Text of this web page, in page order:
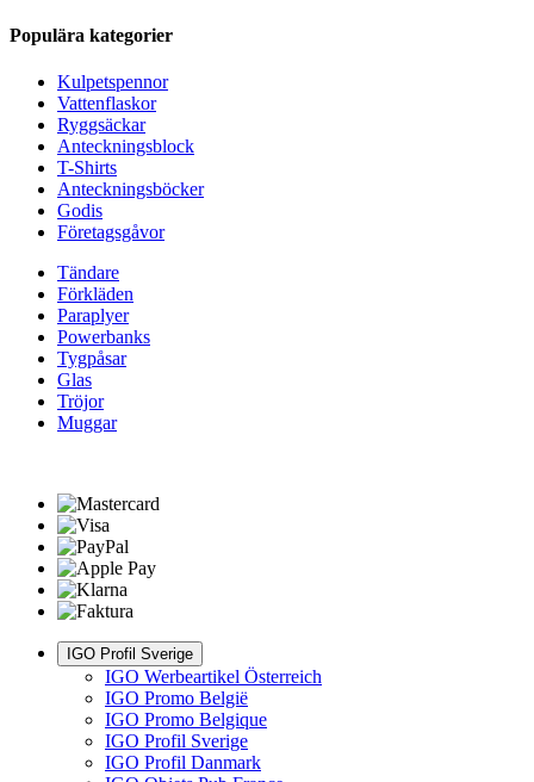
Populära kategorier
Kulpetspennor
Vattenflaskor
Ryggsäckar
Anteckningsblock
T-Shirts
Anteckningsböcker
Godis
Företagsgåvor
Tändare
Förkläden
Paraplyer
Powerbanks
Tygpåsar
Glas
Tröjor
Muggar
IGO Profil Sverige
IGO Werbeartikel Österreich
IGO Promo België
IGO Promo Belgique
IGO Profil Sverige
IGO Profil Danmark